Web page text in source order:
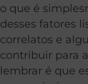
o que é
desses fatores
correlatos e
contribuir para
lembrar é que